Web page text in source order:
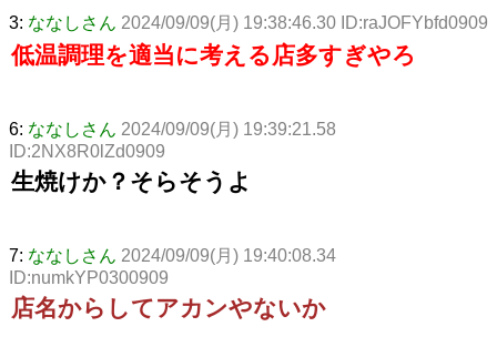
3: ななしさん 2024/09/09(月) 19:38:46.30 ID:raJOFYbfd0909
低温調理を適当に考える店多すぎやろ
6: ななしさん 2024/09/09(月) 19:39:21.58
ID:2NX8R0lZd0909
生焼けか？そらそうよ
7: ななしさん 2024/09/09(月) 19:40:08.34
ID:numkYP0300909
店名からしてアカンやないか